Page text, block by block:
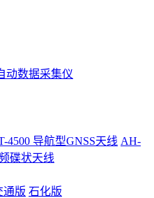
动数据采集仪
4500 导航型GNSS天线 AH-
碟状天线
通版 石化版